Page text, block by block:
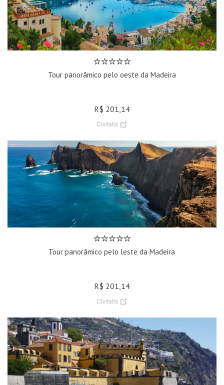
Tour panorâmico pelo oeste da Madeira
R$ 201,14
Civitatis
Tour panorâmico pelo leste da Madeira
R$ 201,14
Civitatis